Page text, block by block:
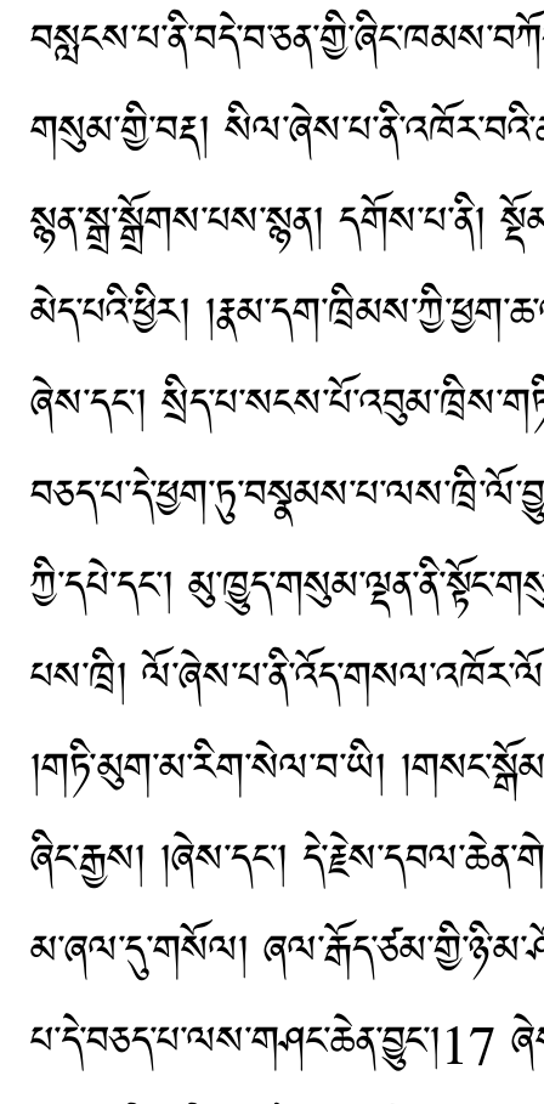
གསུམ་གྱི་བརྡ།
སྙན་སྒྲ་སྒྲོགས་པས་སྙན། དགོས་པ་ནི།
མེད་པའི་ཕྱིར།
ཞེས་དང་།
ཀྱི་དཔེ་དང་།
པས་ཁྲི།
།གཏི་མུག་མ་རིག་སེལ་བ་ཡི།
ཞིང་རྒྱས། །ཞེས་དང་།
མ་ཞལ་དུ་གསོལ།
པ་དེ་བཅད་པ་ལས་གཤང་ཆེན་བྱུང༌།17